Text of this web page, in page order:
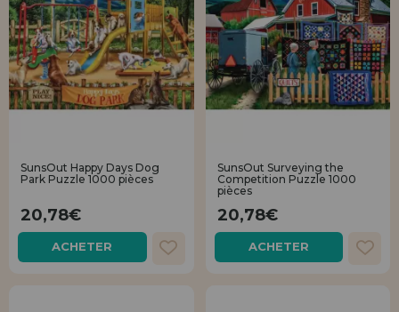
SunsOut Happy Days Dog
Park Puzzle 1000 pièces
20,78€
ACHETER
SunsOut Surveying the
Competition Puzzle 1000
pièces
20,78€
ACHETER